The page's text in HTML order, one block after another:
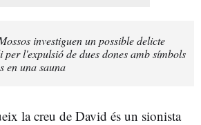
investiguen un possible delicte
per l'expulsió de dues dones amb símbols
en una sauna
la creu de David és un sionista